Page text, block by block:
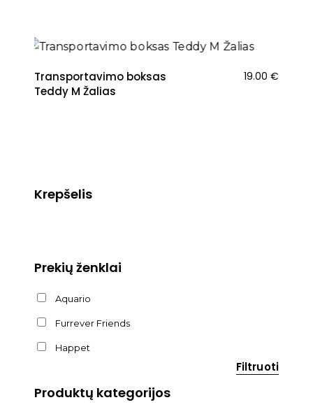
Transportavimo boksas
Teddy M Žalias
19.00 €
Krepšelis
Prekių ženklai
Aquario
Furrever Friends
Happet
Filtruoti
Produktų kategorijos